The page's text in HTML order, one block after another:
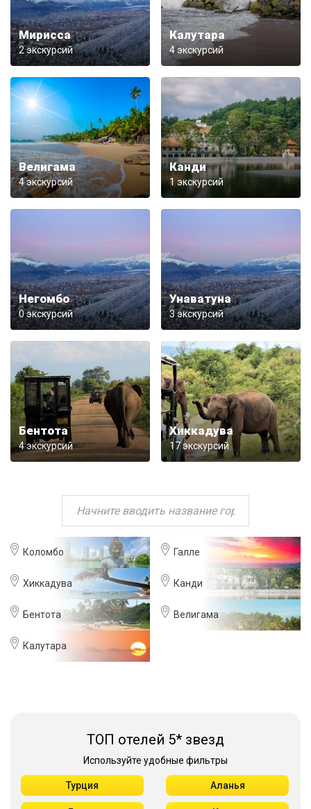
Мирисса
2 экскурсий
Калутара
4 экскурсий
Велигама
4 экскурсий
Канди
1 экскурсий
Негомбо
0 экскурсий
Унаватуна
3 экскурсий
Бентота
4 экскурсий
Хиккадува
17 экскурсий
Коломбо
Хиккадува
Бентота
Калутара
Галле
Канди
Велигама
ТОП отелей 5* звезд
Используйте удобные фильтры
Турция Аланья